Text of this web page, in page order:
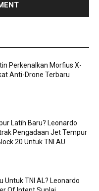
Perkenalkan Morfius X-
Anti-Drone Terbaru
Latih Baru? Leonardo
Pengadaan Jet Tempur
20 Untuk TNI AU
Untuk TNI AL? Leonardo